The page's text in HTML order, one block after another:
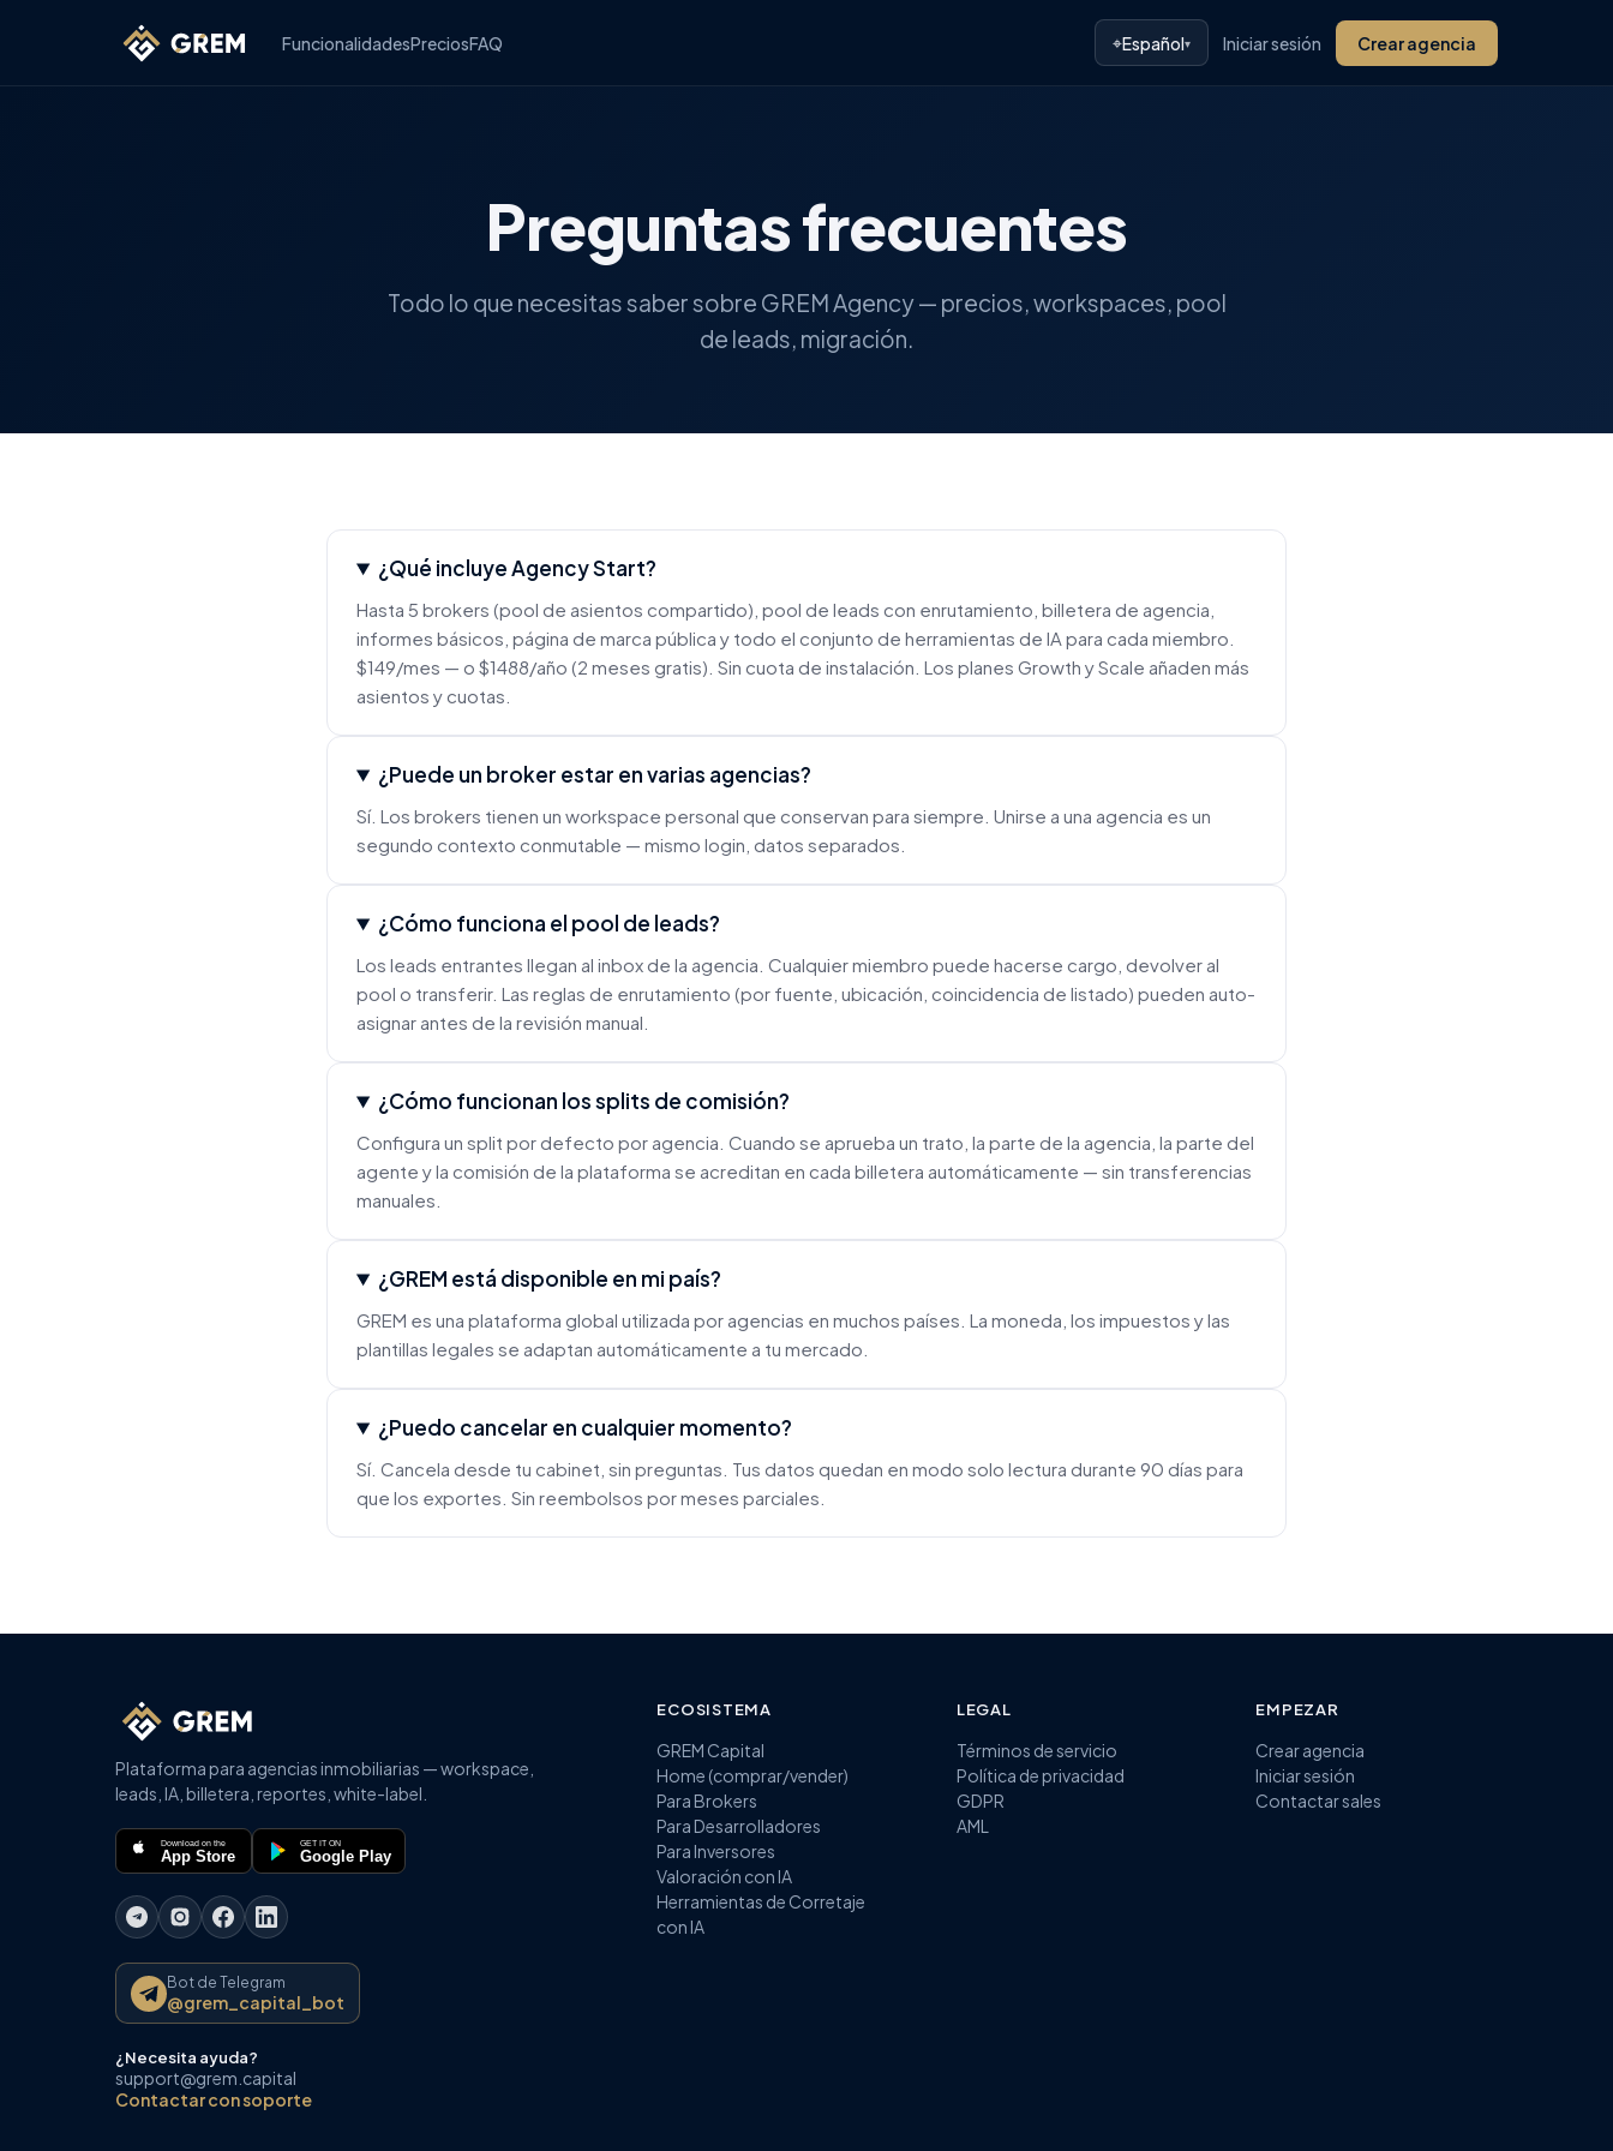
FuncionalidadesPreciosFAQ ⌖Español▾ Iniciar sesión Crear agencia
Preguntas frecuentes
Todo lo que necesitas saber sobre GREM Agency — precios, workspaces, pool
de leads, migración.
¿Qué incluye Agency Start?
Hasta 5 brokers (pool de asientos compartido), pool de leads con enrutamiento, billetera de agencia,
informes básicos, página de marca pública y todo el conjunto de herramientas de IA para cada miembro.
$149/mes — o $1488/año (2 meses gratis). Sin cuota de instalación. Los planes Growth y Scale añaden más
asientos y cuotas.
¿Puede un broker estar en varias agencias?
Sí. Los brokers tienen un workspace personal que conservan para siempre. Unirse a una agencia es un
segundo contexto conmutable — mismo login, datos separados.
¿Cómo funciona el pool de leads?
Los leads entrantes llegan al inbox de la agencia. Cualquier miembro puede hacerse cargo, devolver al
pool o transferir. Las reglas de enrutamiento (por fuente, ubicación, coincidencia de listado) pueden auto-
asignar antes de la revisión manual.
¿Cómo funcionan los splits de comisión?
Configura un split por defecto por agencia. Cuando se aprueba un trato, la parte de la agencia, la parte del
agente y la comisión de la plataforma se acreditan en cada billetera automáticamente — sin transferencias
manuales.
¿GREM está disponible en mi país?
GREM es una plataforma global utilizada por agencias en muchos países. La moneda, los impuestos y las
plantillas legales se adaptan automáticamente a tu mercado.
¿Puedo cancelar en cualquier momento?
Sí. Cancela desde tu cabinet, sin preguntas. Tus datos quedan en modo solo lectura durante 90 días para
que los exportes. Sin reembolsos por meses parciales.
Plataforma para agencias inmobiliarias — workspace,
leads, IA, billetera, reportes, white-label.
Download on the
App Store
GET IT ON
Google Play
Bot de Telegram
@grem_capital_bot
¿Necesita ayuda?
support@grem.capital
Contactar con soporte
ECOSISTEMA
GREM Capital
Home (comprar/vender)
Para Brokers
Para Desarrolladores
Para Inversores
Valoración con IA
Herramientas de Corretaje
con IA
LEGAL
Términos de servicio
Política de privacidad
GDPR
AML
EMPEZAR
Crear agencia
Iniciar sesión
Contactar sales